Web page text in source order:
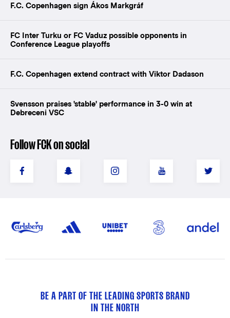
F.C. Copenhagen sign Ákos Markgráf
FC Inter Turku or FC Vaduz possible opponents in
Conference League playoffs
F.C. Copenhagen extend contract with Viktor Dadason
Svensson praises 'stable' performance in 3-0 win at
Debreceni VSC
Follow FCK on social
BE A PART OF THE LEADING SPORTS BRAND
IN THE NORTH